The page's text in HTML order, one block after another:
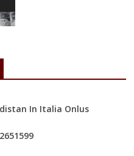
In Italia Onlus